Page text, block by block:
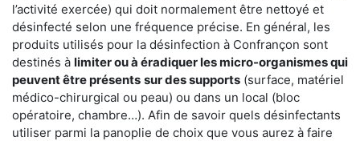
l’activité exercée) qui doit normalement être nettoyé et
désinfecté selon une fréquence précise. En général, les
produits utilisés pour la désinfection à Confrançon sont
destinés à limiter ou à éradiquer les micro-organismes qui
peuvent être présents sur des supports (surface, matériel
médico-chirurgical ou peau) ou dans un local (bloc
opératoire, chambre…). Afin de savoir quels désinfectants
utiliser parmi la panoplie de choix que vous aurez à faire